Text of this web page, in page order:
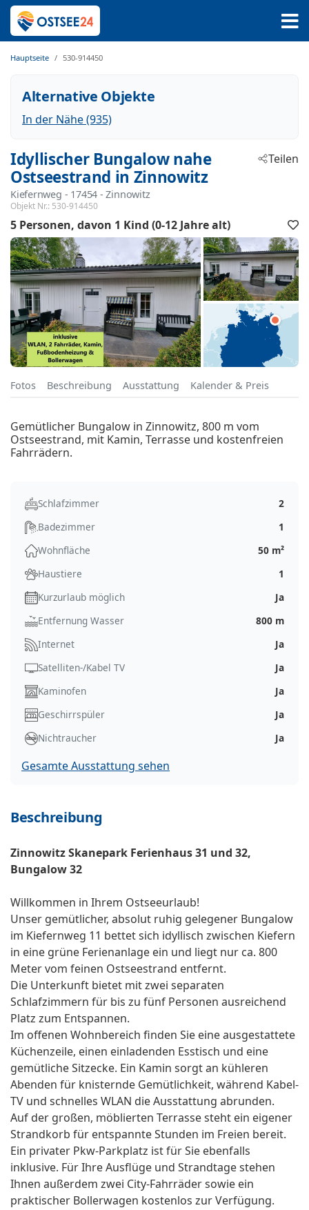
Hauptseite 530-914450
Alternative Objekte
In der Nähe (935)
Idyllischer Bungalow nahe
Ostseestrand in Zinnowitz
Kiefernweg - 17454 - Zinnowitz
Objekt Nr.: 530-914450
Teilen
5 Personen davon 1 Kind (0-12 Jahre alt)
Fotos Beschreibung Ausstattung Kalender & Preis
Gemütlicher Bungalow in Zinnowitz, 800 m vom
Ostseestrand, mit Kamin, Terrasse und kostenfreien
Fahrrädern.
Schlafzimmer
2
Badezimmer
1
Wohnfläche
50 m²
Haustiere
1
Kurzurlaub möglich
Ja
Entfernung Wasser
800 m
Internet
Ja
Satelliten-/Kabel TV
Ja
Kaminofen
Ja
Geschirrspüler
Ja
Nichtraucher
Ja
Gesamte Ausstattung sehen
Beschreibung
Zinnowitz Skanepark Ferienhaus 31 und 32,
Bungalow 32
Willkommen in Ihrem Ostseeurlaub!
Unser gemütlicher, absolut ruhig gelegener Bungalow
im Kiefernweg 11 bettet sich idyllisch zwischen Kiefern
in eine grüne Ferienanlage ein und liegt nur ca. 800
Meter vom feinen Ostseestrand entfernt.
Die Unterkunft bietet mit zwei separaten
Schlafzimmern für bis zu fünf Personen ausreichend
Platz zum Entspannen.
Im offenen Wohnbereich finden Sie eine ausgestattete
Küchenzeile, einen einladenden Esstisch und eine
gemütliche Sitzecke. Ein Kamin sorgt an kühleren
Abenden für knisternde Gemütlichkeit, während Kabel-
TV und schnelles WLAN die Ausstattung abrunden.
Auf der großen, möblierten Terrasse steht ein eigener
Strandkorb für entspannte Stunden im Freien bereit.
Ein privater Pkw-Parkplatz ist für Sie ebenfalls
inklusive. Für Ihre Ausflüge und Strandtage stehen
Ihnen außerdem zwei City-Fahrräder sowie ein
praktischer Bollerwagen kostenlos zur Verfügung.